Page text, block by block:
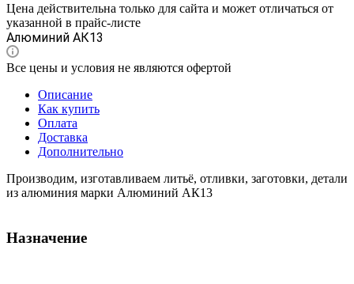
Цена действительна только для сайта и может отличаться от
указанной в прайс-листе
Алюминий АК13
Все цены и условия не являются офертой
Описание
Как купить
Оплата
Доставка
Дополнительно
Производим, изготавливаем литьё, отливки, заготовки, детали
из алюминия марки Алюминий АК13
Назначение